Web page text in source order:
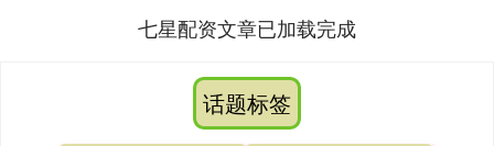
七星配资文章已加载完成
话题标签